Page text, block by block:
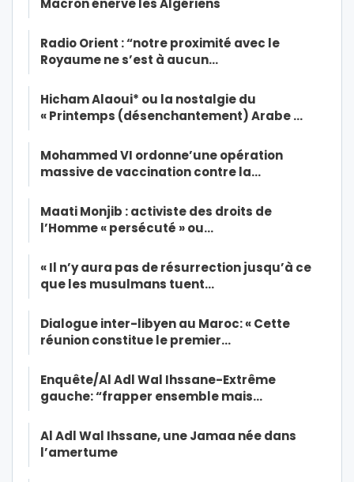
Macron énerve les Algériens
Radio Orient : “notre proximité avec le
Royaume ne s’est à aucun…
Hicham Alaoui* ou la nostalgie du
« Printemps (désenchantement) Arabe …
Mohammed VI ordonne’une opération
massive de vaccination contre la…
Maati Monjib : activiste des droits de
l’Homme « persécuté » ou…
« Il n’y aura pas de résurrection jusqu’à ce
que les musulmans tuent…
Dialogue inter-libyen au Maroc: « Cette
réunion constitue le premier…
Enquête/Al Adl Wal Ihssane-Extrême
gauche: “frapper ensemble mais…
Al Adl Wal Ihssane, une Jamaa née dans
l’amertume